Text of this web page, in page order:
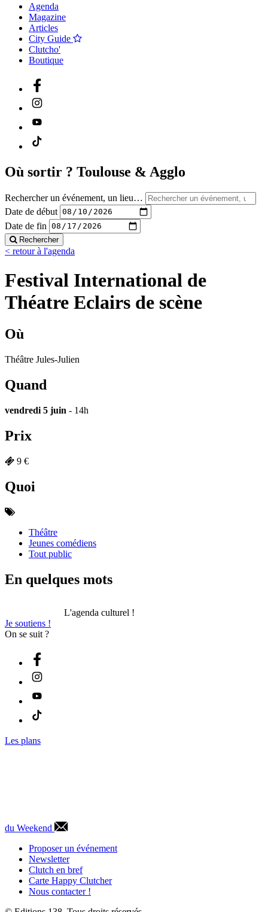
Agenda
Magazine
Articles
City Guide
Clutcho'
Boutique
Où sortir ? Toulouse & Agglo
Rechercher un événement, un lieu…
Date de début
Date de fin
Rechercher
< retour à l'agenda
Festival International de
Théatre Eclairs de scène
Où
Théâtre Jules-Julien
Quand
vendredi 5 juin - 14h
Prix
9 €
Quoi
Théâtre
Jeunes comédiens
Tout public
En quelques mots
L'agenda culturel !
Je soutiens !
On se suit ?
Les plans
du Weekend
Proposer un événement
Newsletter
Clutch en bref
Carte Happy Clutcher
Nous contacter !